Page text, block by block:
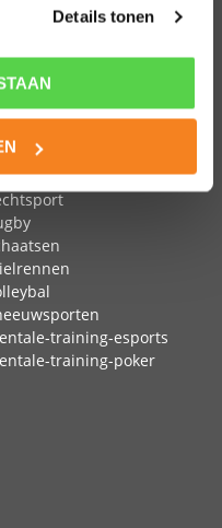
Details tonen
training-esports
training-poker